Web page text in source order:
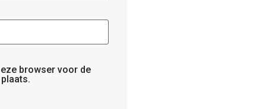
browser voor de